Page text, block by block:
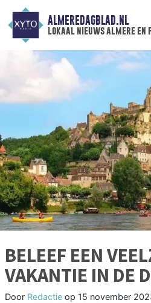
ALMEREDAGBLAD.NL
lokaal nieuws almere en
BELEEF EEN
VAKANTIE IN DE
Door Redactie op 15 november